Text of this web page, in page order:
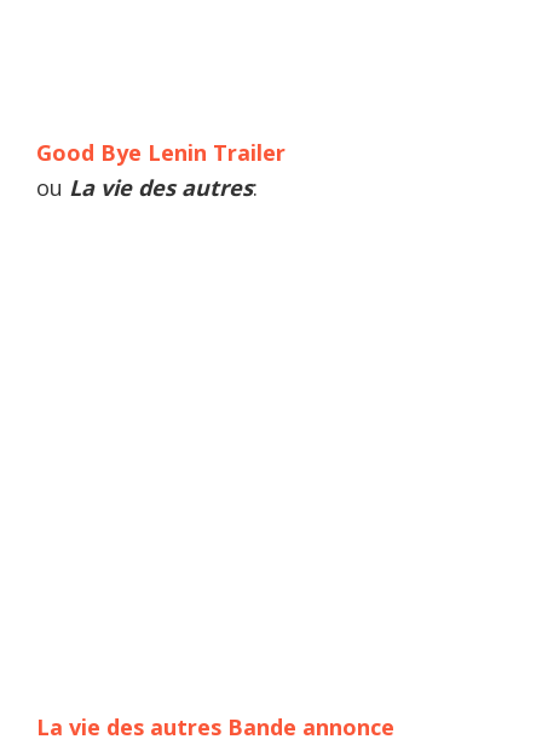
Good Bye Lenin Trailer
ou La vie des autres:
La vie des autres Bande annonce